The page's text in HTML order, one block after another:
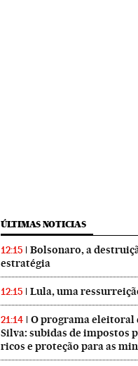
ÚLTIMAS NOTICIAS
12:15
Bolsonaro, a
estratégia
12:15 Lula, uma
21:14
O programa eleitoral
Silva: subidas de impostos
ricos e proteção para as